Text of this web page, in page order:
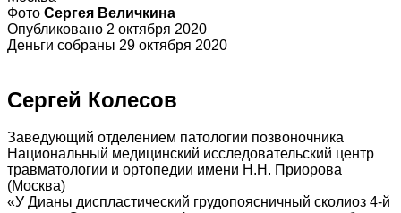
Фото Сергея Величкина​
Опубликовано 2 октября 2020
Деньги собраны 29 октября 2020
Сергей Колесов
Заведующий отделением патологии позвоночника
Национальный медицинский исследовательский центр
травматологии и ортопедии имени Н.Н. Приорова
(Москва)
«У Дианы диспластический грудопоясничный сколиоз 4-й